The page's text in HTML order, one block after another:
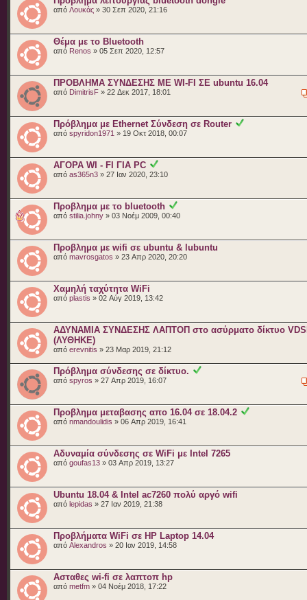
από Λουκάς » 30 Σεπ 2020, 21:16
Θέμα με το Bluetooth
από Renos » 05 Σεπ 2020, 12:57
ΠΡΟΒΛΗΜΑ ΣΥΝΔΕΣΗΣ ΜΕ WI-FI ΣΕ ubuntu 16.04
από DimitrisF » 22 Δεκ 2017, 18:01
Πρόβλημα με Ethernet Σύνδεση σε Router
από spyridon1971 » 19 Οκτ 2018, 00:07
ΑΓΟΡΑ WI - FI ΓΙΑ PC
από as365n3 » 27 Ιαν 2020, 23:10
Προβλημα με το bluetooth
από stilia.johny » 03 Νοέμ 2009, 00:40
Προβλημα με wifi σε ubuntu & lubuntu
από mavrosgatos » 23 Απρ 2020, 20:20
Χαμηλή ταχύτητα WiFi
από plastis » 02 Αύγ 2019, 13:42
ΑΔΥΝΑΜΙΑ ΣΥΝΔΕΣΗΣ ΛΑΠΤΟΠ στο ασύρματο δίκτυο
(ΛΥΘΗΚΕ)
από erevnitis » 23 Μαρ 2019, 21:12
Πρόβλημα σύνδεσης σε δίκτυο.
από spyros » 27 Απρ 2019, 16:07
Προβλημα μεταβασης απο 16.04 σε 18.04.2
από nmandoulidis » 06 Απρ 2019, 16:41
Αδυναμία σύνδεσης σε WiFi με Intel 7265
από goufas13 » 03 Απρ 2019, 13:27
Ubuntu 18.04 & Intel ac7260 πολύ αργό wifi
από lepidas » 27 Ιαν 2019, 21:38
Προβλήματα WiFi σε HP Laptop 14.04
από Alexandros » 20 Ιαν 2019, 14:58
Ασταθες wi-fi σε λαπτοπ hp
από metfm » 04 Νοέμ 2018, 17:22